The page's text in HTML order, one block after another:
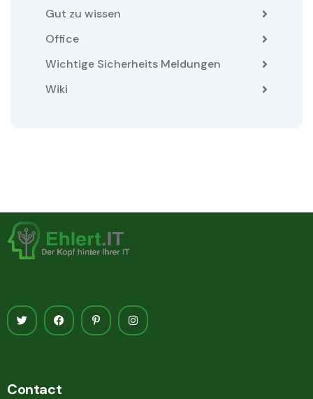
Gut zu wissen
Office
Wichtige Sicherheits Meldungen
Wiki
Contact